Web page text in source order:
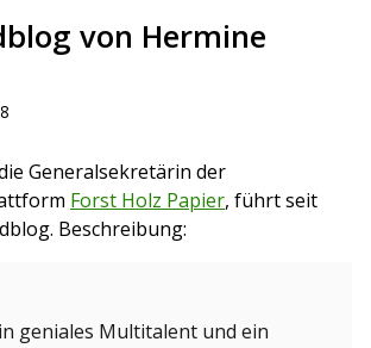
von Hermine
Generalsekretärin der
Forst Holz Papier, führt seit
Beschreibung:
geniales Multitalent und ein